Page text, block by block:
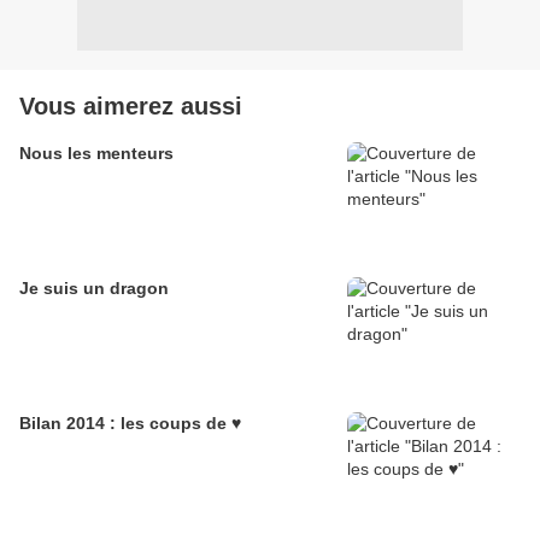
Vous aimerez aussi
Nous les menteurs
Je suis un dragon
Bilan 2014 : les coups de ♥